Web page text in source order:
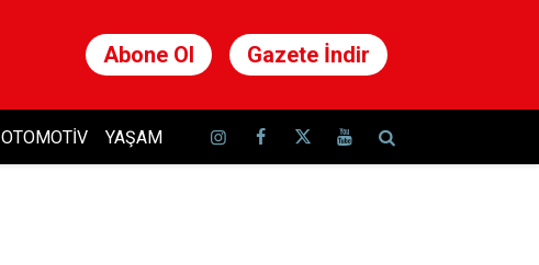
Abone Ol Gazete İndir
OTOMOTIV YAŞAM